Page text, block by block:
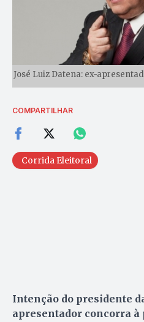
José Luiz Datena: ex-
COMPARTILHAR
Corrida Eleitoral
Intenção do presidente
apresentador concorra à